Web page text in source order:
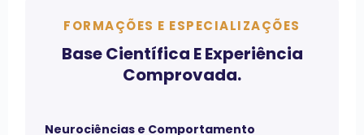
FORMAÇÕES E ESPECIALIZAÇÕES
Base Científica E Experiência
Comprovada.
Neurociências e Comportamento